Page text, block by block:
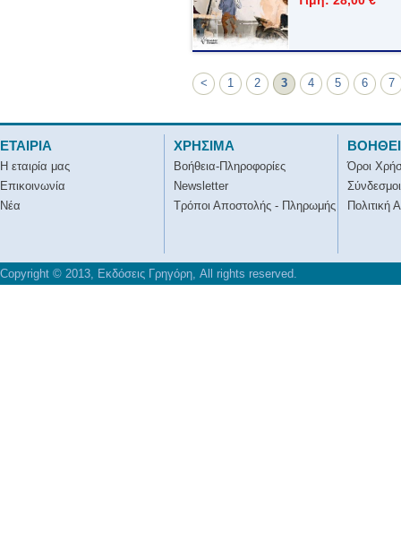
< 1 2 3 4 5 6 7
ΕΤΑΙΡΙΑ
Η εταιρία μας
Επικοινωνία
Νέα
ΧΡΗΣΙΜΑ
Βοήθεια-Πληροφορίες
Newsletter
Τρόποι Αποστολής - Πληρωμής
Όροι
Σύνδεσμοι
Πολιτική
Copyright © 2013, Εκδόσεις Γρηγόρη, All rights reserved.